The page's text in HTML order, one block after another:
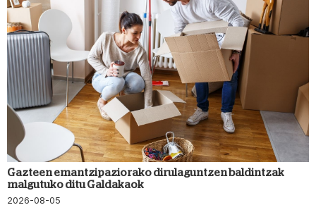
Gazteen emantzipaziorako dirulaguntzen baldintzak
malgutuko ditu Galdakaok
2026-08-05